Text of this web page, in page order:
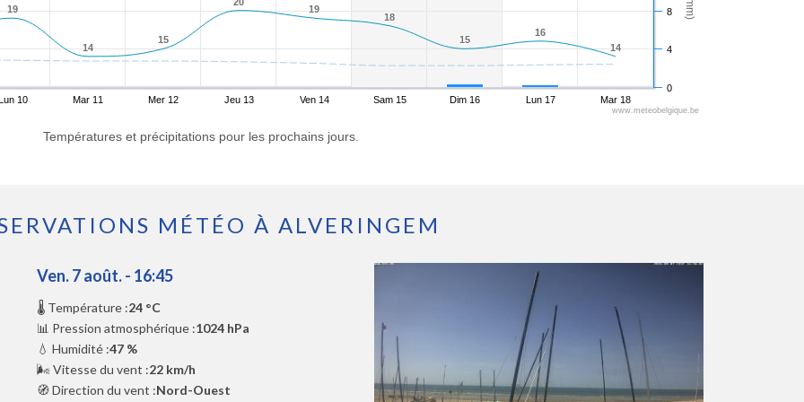
19
19
14
14
15
15
19
19
18
18
15
15
16
16
14
14
10 Mar 11 Mer 12 Jeu 13 Ven 14 Sam 15 Dim 16 Lun 17 Mar 18
0
4
8
www.meteobelgique.be
Températures et précipitations pour les prochains jours.
MÉTÉO À ALVERINGEM
Ven. 7 août. - 16:45
🌡️ Température :24 °C
📊 Pression atmosphérique :1024 hPa
💧 Humidité :47 %
🌬️ Vitesse du vent :22 km/h
🧭 Direction du vent :Nord-Ouest